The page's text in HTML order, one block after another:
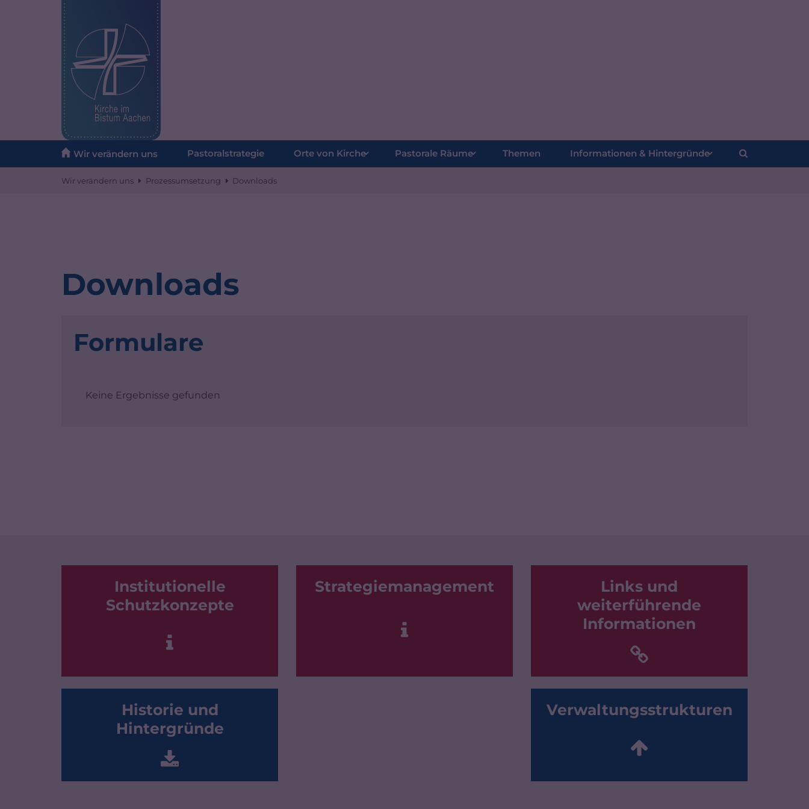
Zum Inhalt springen
Wir verändern uns Pastoralstrategie Orte von Kirche Pastorale Räume Themen Informationen & Hintergründe
Wir verändern uns Prozessumsetzung Downloads
Downloads
Formulare
Keine Ergebnisse gefunden
Institutionelle
Schutzkonzepte
Strategiemanagement
Links und
weiterführende
Informationen
Historie und
Hintergründe
Verwaltungsstrukturen